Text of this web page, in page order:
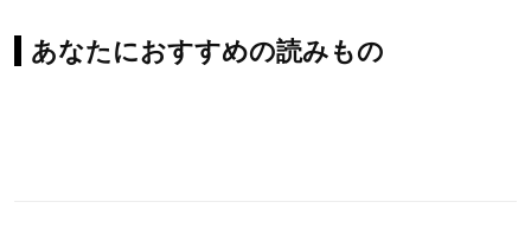
あなたにおすすめの読みもの